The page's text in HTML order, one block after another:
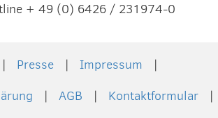
+ 49 (0) 6426 / 231974-0
Presse
Impressum
AGB
Kontaktformular